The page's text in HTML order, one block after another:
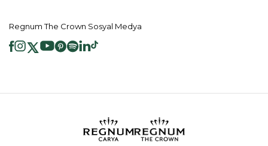
Regnum The Crown Sosyal Medya